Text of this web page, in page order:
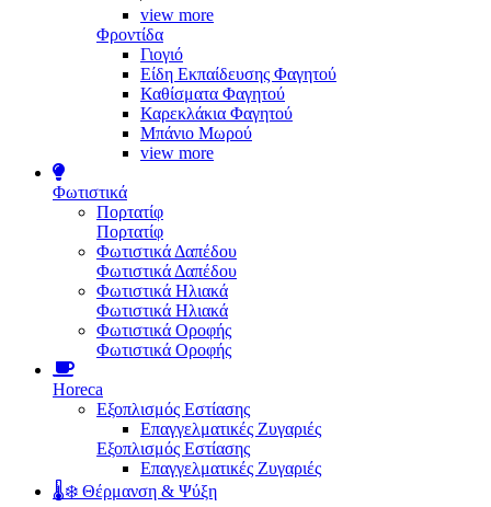
view more
Φροντίδα
Γιογιό
Είδη Εκπαίδευσης Φαγητού
Καθίσματα Φαγητού
Καρεκλάκια Φαγητού
Μπάνιο Μωρού
view more
Φωτιστικά
Πορτατίφ
Πορτατίφ
Φωτιστικά Δαπέδου
Φωτιστικά Δαπέδου
Φωτιστικά Ηλιακά
Φωτιστικά Ηλιακά
Φωτιστικά Οροφής
Φωτιστικά Οροφής
Horeca
Εξοπλισμός Εστίασης
Επαγγελματικές Ζυγαριές
Εξοπλισμός Εστίασης
Επαγγελματικές Ζυγαριές
🌡️❄️ Θέρμανση & Ψύξη